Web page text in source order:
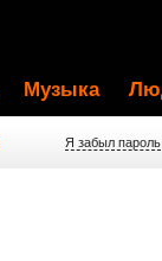
Музыка
Я забыл пароль